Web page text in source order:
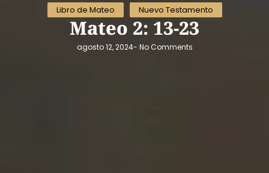
Libro de Mateo Nuevo Testamento
Mateo 2: 13-23
agosto 12, 2024- No Comments